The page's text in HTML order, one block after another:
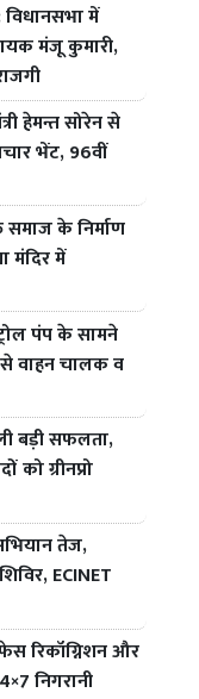
में
मंजू कुमारी,
हेमन्त सोरेन से
भेंट, 96वीं
के निर्माण
मंदिर में
पंप के सामने
वाहन चालक व
बड़ी सफलता,
को ग्रीनप्रो
तेज,
ECINET
रिकॉग्निशन और
निगरानी